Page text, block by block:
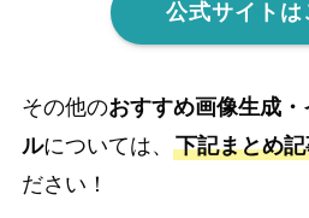
公式サイトは
その他のおすすめ画像生成
ルについては、 下記まとめ
ださい！